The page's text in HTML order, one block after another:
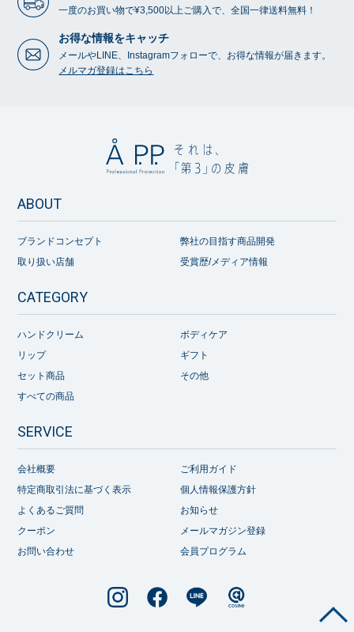
一度のお買い物で¥3,500以上ご購入で、全国一律送料無料！
お得な情報をキャッチ
メールやLINE、Instagramフォローで、お得な情報が届きます。
メルマガ登録はこちら
ABOUT
ブランドコンセプト
弊社の目指す商品開発
取り扱い店舗
受賞歴/メディア情報
CATEGORY
ハンドクリーム
ボディケア
リップ
ギフト
セット商品
その他
すべての商品
SERVICE
会社概要
ご利用ガイド
特定商取引法に基づく表示
個人情報保護方針
よくあるご質問
お知らせ
クーポン
メールマガジン登録
お問い合わせ
会員プログラム